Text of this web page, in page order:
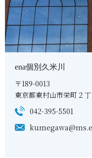
ena個別久米川
〒189-0013
東京都東村山市栄町２
042-395-5501